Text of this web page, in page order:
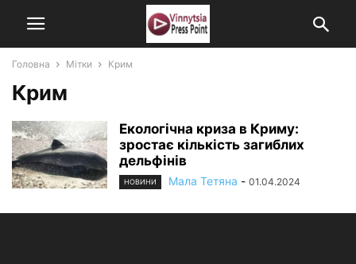
Головна Мітки Крим
Крим
Екологічна криза в Криму:
зростає кількість загиблих
дельфінів
НОВИНИ Мала Тетяна - 01.04.2024